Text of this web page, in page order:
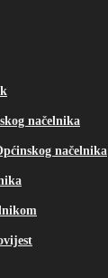
načelnika
načelnika